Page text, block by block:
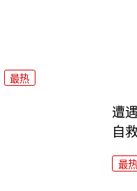
最热
遭
自
最热